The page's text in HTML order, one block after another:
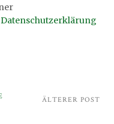
Datenschutzerklärung
ÄLTERER POST